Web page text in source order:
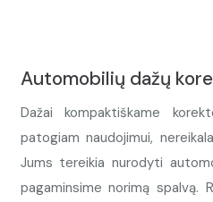
Automobilių dažų
Dažai kompaktiškame
patogiam naudojimui,
Jums tereikia nurodyti
pagaminsime norimą spalvą.